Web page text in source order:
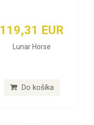
119,31 EUR
Lunar Horse
Do košíka